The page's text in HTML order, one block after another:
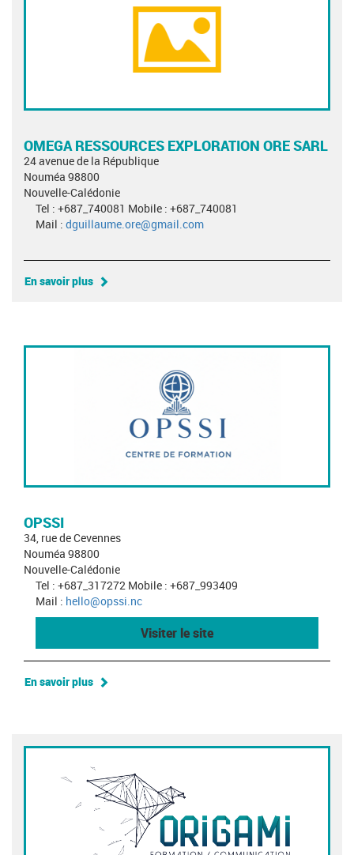
OMEGA RESSOURCES EXPLORATION ORE SARL
24 avenue de la République
Nouméa 98800
Nouvelle-Calédonie
Tel : +687_740081 Mobile : +687_740081
Mail : dguillaume.ore@gmail.com
En savoir plus
OPSSI
34, rue de Cevennes
Nouméa 98800
Nouvelle-Calédonie
Tel : +687_317272 Mobile : +687_993409
Mail : hello@opssi.nc
Visiter le site
En savoir plus